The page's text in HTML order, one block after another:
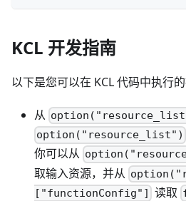
KCL 开发指南
以下是您可以在 KCL 代码中执行的
从
option("resource_list")
你可以从
取输入资源，并从
["functionConfig"] 读取